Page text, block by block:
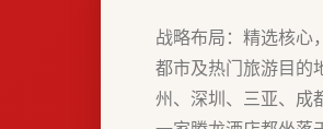
战略布局：精选核心
都市及热门旅游目的
州、深圳、三亚、成